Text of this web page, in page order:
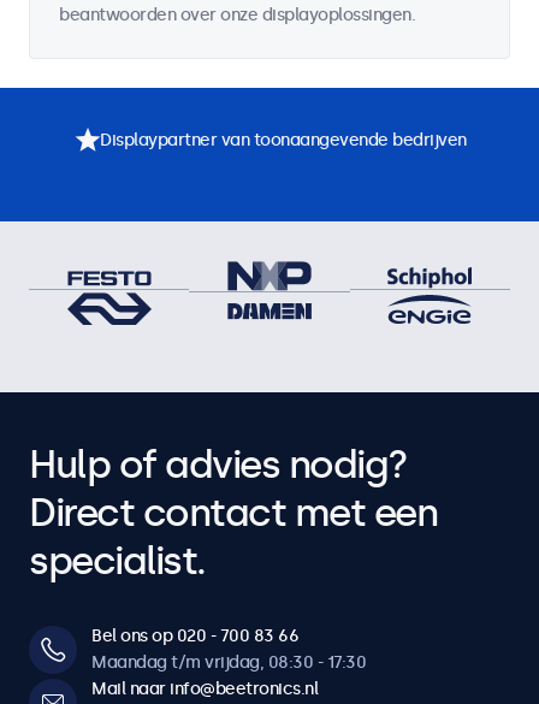
beantwoorden over onze displayoplossingen.
Displaypartner van toonaangevende bedrijven
Hulp of advies nodig?
Direct contact met een
specialist.
Bel ons op 020 - 700 83 66
Maandag t/m vrijdag, 08:30 - 17:30
Mail naar info@beetronics.nl